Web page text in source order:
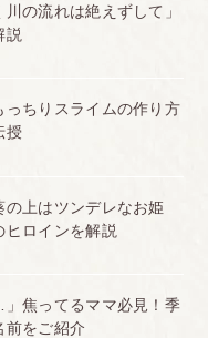
の流れは絶えずして」
説
っちりスライムの作り方
授
上はツンデレなお姫
ロインを解説
」焦ってるママ必見！季
前をご紹介